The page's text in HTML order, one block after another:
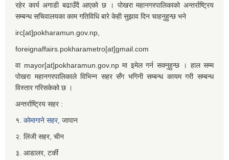
रहेर कार्य अगाडी बढाउँदै आएको छ । पोखरा महानगरपालिकाको अन्तर्राष्ट्रिय
सम्बन्ध सचिवालयका काम गतिविधि बारे केही सुझाव दिन चाहनुहुन्छ भने
irc[at]pokharamun.gov.np,
foreignaffairs.pokharametro[at]gmail.com
वा mayor[at]pokharamun.gov.np मा इमेल गर्न सक्नुहुन्छ । हाल सम्म
पोखरा महानगरपालिकाले विभिन्न सहर सँग भगिनी सम्बन्ध कायम गरी सम्बन्ध
विस्तार गरिसकेको छ ।
अन्तर्राष्ट्रिय सहर :
१. कोमागाने सहर, जापान
२. लिंजी सहर, चीन
३. आडालर, टर्की